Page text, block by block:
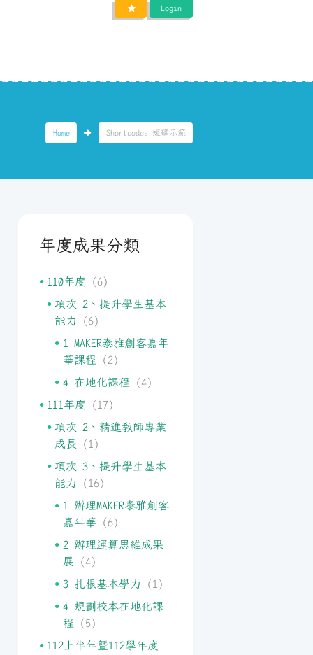
Login
Home Shortcodes 短碼示範
年度成果分類
110年度 (6)
項次 2、提升學生基本
能力
(6)
1 MAKER泰雅創客嘉年
華課程 (2)
4 在地化課程 (4)
111年度 (17)
項次 2、精進教師專業
成長 (1)
項次 3、提升學生基本
能力
(16)
1 辦理MAKER泰雅創客
嘉年華 (6)
2 辦理運算思維成果
展 (4)
3 扎根基本學力 (1)
4 規劃校本在地化課
程 (5)
112上半年暨112學年度